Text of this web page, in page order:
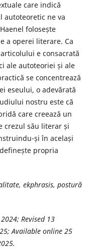
care indică
autoteoretic ne va
folosește
a operei literare. Ca
e consacrată
ale autoteoriei și ale
se concentrează
eseului, o adevărată
nostru este că
care creează un
crezul său literar și
și în același
propria
ekphrasis, postură
Revised 13
Available online 25
.